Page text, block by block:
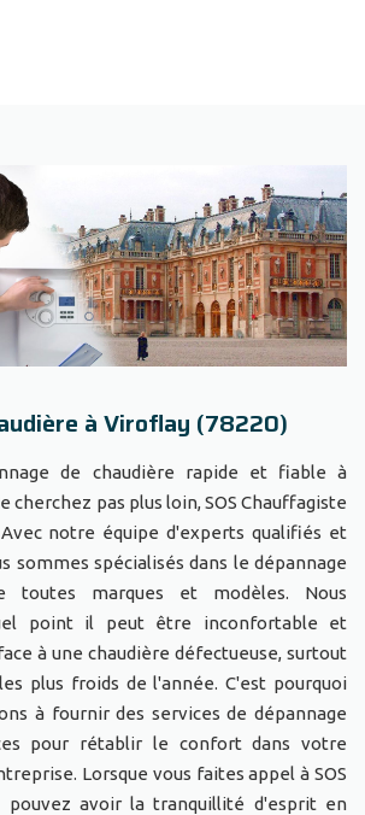
à Viroflay (78220)
de chaudière rapide et fiable à
cherchez pas plus loin, SOS Chauffagiste
notre équipe d'experts qualifiés et
sommes spécialisés dans le dépannage
toutes marques et modèles. Nous
point il peut être inconfortable et
à une chaudière défectueuse, surtout
plus froids de l'année. C'est pourquoi
à fournir des services de dépannage
pour rétablir le confort dans votre
Lorsque vous faites appel à SOS
pouvez avoir la tranquillité d'esprit en